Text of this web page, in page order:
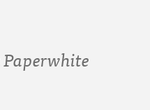
Paperwhite